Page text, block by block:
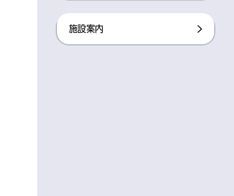
施設案内